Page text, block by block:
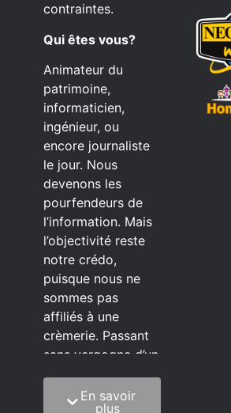
contraintes.
Qui êtes vous?
Animateur du
patrimoine,
informaticien,
ingénieur, ou
encore journaliste
le jour. Nous
devenons les
pourfendeurs de
l’information. Mais
l’objectivité reste
notre crédo,
puisque nous ne
sommes pas
affiliés à une
crèmerie. Passant
sans vergogne d’un
éditeur à l’autre.
C’est quoi notre
En savoir
plus